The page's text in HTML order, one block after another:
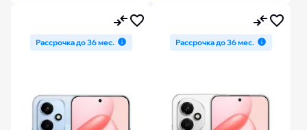
Рассрочка до 36 мес. Рассрочка до 36 мес.